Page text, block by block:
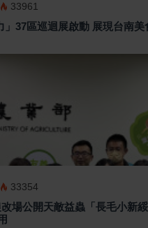
33961
」37區巡迴展啟動 展現台南美
33354
場公開天敵益蟲「長毛小新